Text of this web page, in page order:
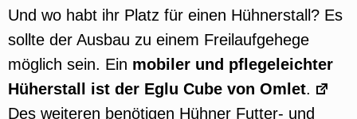
Und wo habt ihr Platz für einen Hühnerstall? Es
sollte der Ausbau zu einem Freilaufgehege
möglich sein. Ein mobiler und pflegeleichter
Hüherstall ist der Eglu Cube von Omlet.
Des weiteren benötigen Hühner Futter- und